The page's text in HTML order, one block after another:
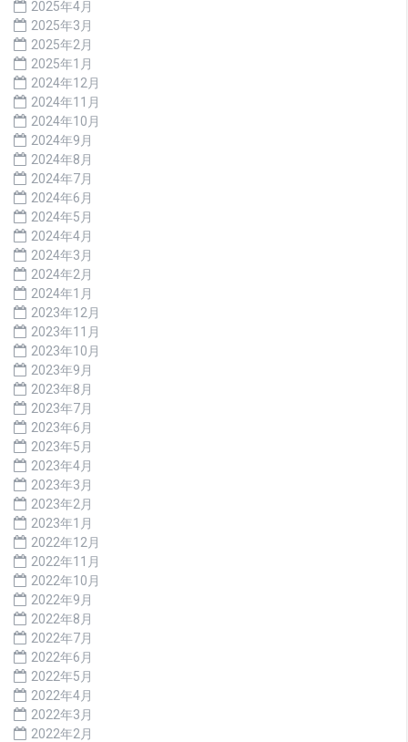
2025年4月
2025年3月
2025年2月
2025年1月
2024年12月
2024年11月
2024年10月
2024年9月
2024年8月
2024年7月
2024年6月
2024年5月
2024年4月
2024年3月
2024年2月
2024年1月
2023年12月
2023年11月
2023年10月
2023年9月
2023年8月
2023年7月
2023年6月
2023年5月
2023年4月
2023年3月
2023年2月
2023年1月
2022年12月
2022年11月
2022年10月
2022年9月
2022年8月
2022年7月
2022年6月
2022年5月
2022年4月
2022年3月
2022年2月